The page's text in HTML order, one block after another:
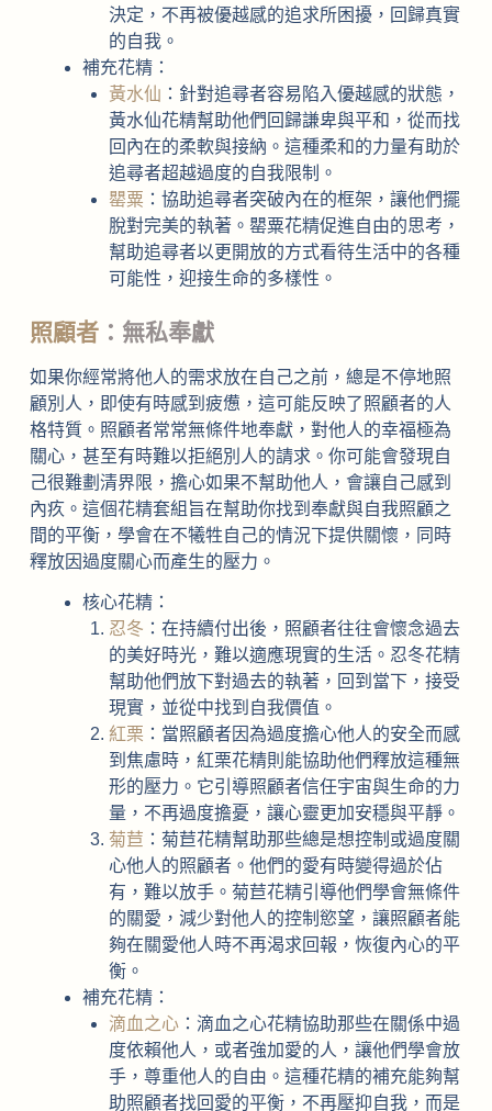
決定，不再被優越感的追求所困擾，回歸真實
的自我。
補充花精：
黃水仙 ：針對追尋者容易陷入優越感的狀態，
黃水仙花精幫助他們回歸謙卑與平和，從而找
回內在的柔軟與接納。這種柔和的力量有助於
追尋者超越過度的自我限制。
罌粟 ：協助追尋者突破內在的框架，讓他們擺
脫對完美的執著。罌粟花精促進自由的思考，
幫助追尋者以更開放的方式看待生活中的各種
可能性，迎接生命的多樣性。
照顧者：無私奉獻
如果你經常將他人的需求放在自己之前，總是不停地照
顧別人，即使有時感到疲憊，這可能反映了照顧者的人
格特質。照顧者常常無條件地奉獻，對他人的幸福極為
關心，甚至有時難以拒絕別人的請求。你可能會發現自
己很難劃清界限，擔心如果不幫助他人，會讓自己感到
內疚。這個花精套組旨在幫助你找到奉獻與自我照顧之
間的平衡，學會在不犧牲自己的情況下提供關懷，同時
釋放因過度關心而產生的壓力。
核心花精：
忍冬 ：在持續付出後，照顧者往往會懷念過去
的美好時光，難以適應現實的生活。忍冬花精
幫助他們放下對過去的執著，回到當下，接受
現實，並從中找到自我價值。
紅栗 ：當照顧者因為過度擔心他人的安全而感
到焦慮時，紅栗花精則能協助他們釋放這種無
形的壓力。它引導照顧者信任宇宙與生命的力
量，不再過度擔憂，讓心靈更加安穩與平靜。
菊苣 ：菊苣花精幫助那些總是想控制或過度關
心他人的照顧者。他們的愛有時變得過於佔
有，難以放手。菊苣花精引導他們學會無條件
的關愛，減少對他人的控制慾望，讓照顧者能
夠在關愛他人時不再渴求回報，恢復內心的平
衡。
補充花精：
滴血之心：滴血之心花精協助那些在關係中過
度依賴他人，或者強加愛的人，讓他們學會放
手，尊重他人的自由。這種花精的補充能夠幫
助照顧者找回愛的平衡，不再壓抑自我，而是